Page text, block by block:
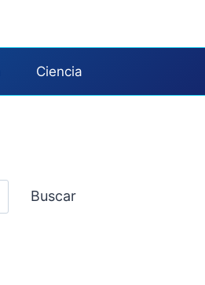
Ciencia
Buscar